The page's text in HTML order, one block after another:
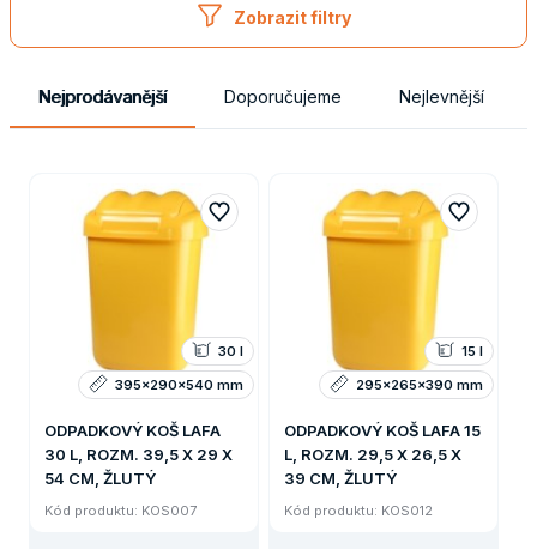
Zobrazit filtry
Nejprodávanější Doporučujeme Nejlevnější
ODPADKOVÝ KOŠ LAFA
30 L, ROZM. 39,5 X 29 X
54 CM, ŽLUTÝ
Kód produktu: KOS007
30 l
395x290x540 mm
ODPADKOVÝ KOŠ LAFA 15
L, ROZM. 29,5 X 26,5 X
39 CM, ŽLUTÝ
Kód produktu: KOS012
15 l
295x265x390 mm